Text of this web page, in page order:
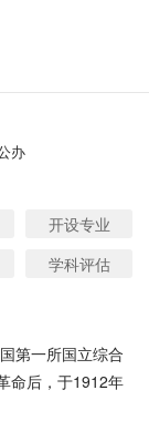
办
开设专业
学科评估
第一所国立综合
命后，于1912年